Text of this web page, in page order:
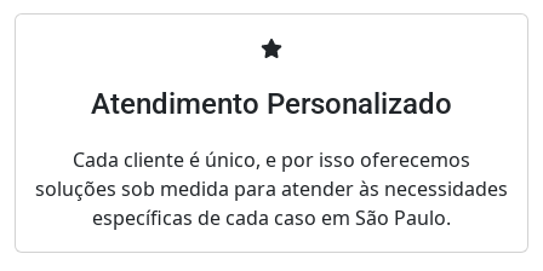
Atendimento Personalizado
Cada cliente é único, e por isso oferecemos
soluções sob medida para atender às necessidades
específicas de cada caso em São Paulo.